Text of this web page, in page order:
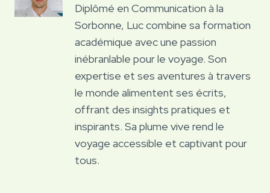
Diplômé en Communication à la
Sorbonne, Luc combine sa formation
académique avec une passion
inébranlable pour le voyage. Son
expertise et ses aventures à travers
le monde alimentent ses écrits,
offrant des insights pratiques et
inspirants. Sa plume vive rend le
voyage accessible et captivant pour
tous.